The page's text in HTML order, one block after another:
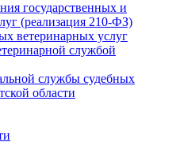
государственных и
(реализация 210-ФЗ)
ветеринарных услуг
службой
службы судебных
области